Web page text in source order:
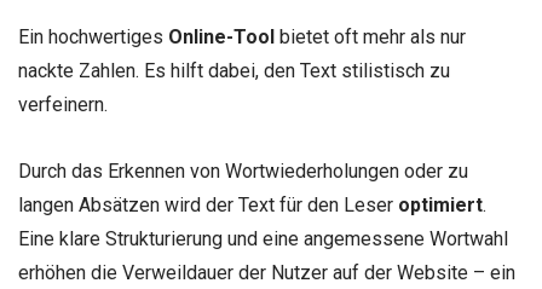
Ein hochwertiges Online-Tool bietet oft mehr als nur
nackte Zahlen. Es hilft dabei, den Text stilistisch zu
verfeinern.
Durch das Erkennen von Wortwiederholungen oder zu
langen Absätzen wird der Text für den Leser optimiert.
Eine klare Strukturierung und eine angemessene Wortwahl
erhöhen die Verweildauer der Nutzer auf der Website – ein